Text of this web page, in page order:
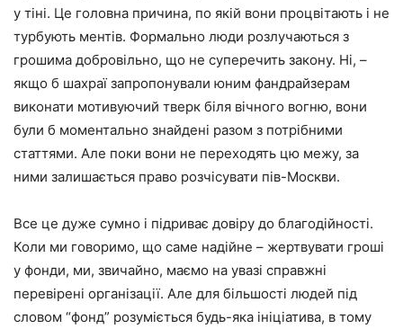
у тіні. Це головна причина, по якій вони процвітають і не
турбують ментів. Формально люди розлучаються з
грошима добровільно, що не суперечить закону. Ні, –
якщо б шахраї запропонували юним фандрайзерам
виконати мотивуючий тверк біля вічного вогню, вони
були б моментально знайдені разом з потрібними
статтями. Але поки вони не переходять цю межу, за
ними залишається право розчісувати пів-Москви.
Все це дуже сумно і підриває довіру до благодійності.
Коли ми говоримо, що саме надійне – жертвувати гроші
у фонди, ми, звичайно, маємо на увазі справжні
перевірені організації. Але для більшості людей під
словом “фонд” розуміється будь-яка ініціатива, в тому